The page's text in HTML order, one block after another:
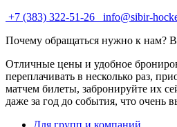
+7 (383) 322-51-26
info@sibir-
Почему обращаться нужно к нам?
Отличные цены и удобное
переплачивать в несколько раз,
матчем билеты, забронируйте их
даже за год до события, что очень
Для групп и компаний